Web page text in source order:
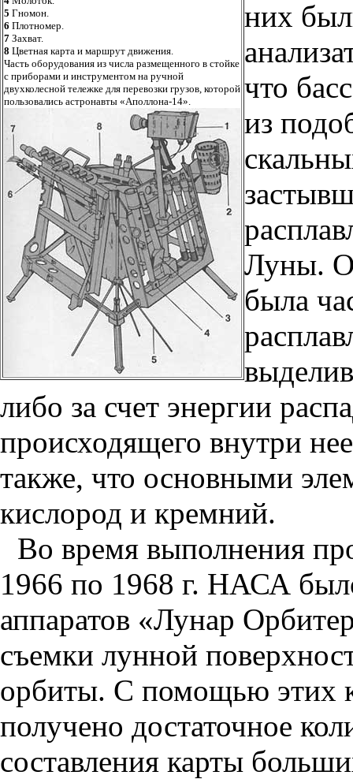
5 Гномон.
6 Плотномер.
7 Захват.
8 Цветная карта и маршрут движения.
Часть оборудования из числа размещенного в стойке
с приборами и инструментом на ручной
двухколесной тележке для перевозки грузов, которой
пользовались астронавты «Аполлона-14».
них
что
из
Луны.
была
либо за счет энергии
происходящего внутри
также, что основными
кислород и кремний.
Во время выполнения
1966 по 1968 г. НАСА
аппаратов «Лунар
съемки лунной
орбиты. С помощью этих
получено достаточное
составления карты